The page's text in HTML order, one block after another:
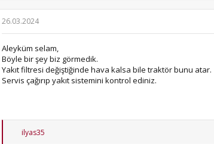
26.03.2024
Aleyküm selam,
Böyle bir şey biz görmedik.
Yakıt filtresi değiştiğinde hava kalsa bile traktör bunu atar.
Servis çağırıp yakıt sistemini kontrol ediniz.
T
ilyas35